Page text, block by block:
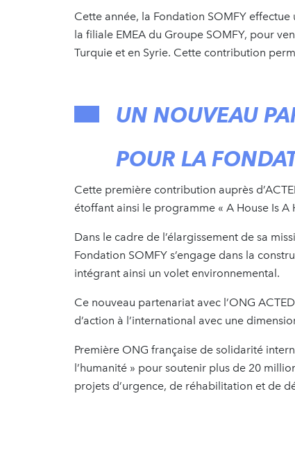
Cette année, la Fondation SOMFY
la filiale EMEA du Groupe SOMFY, pour
Turquie et en Syrie. Cette contribution
UN NOUVEAU
POUR LA
Cette première contribution auprès
étoffant ainsi le programme « A House Is A
Dans le cadre de l’élargissement de sa
Fondation SOMFY s’engage dans la
intégrant ainsi un volet environnemental.
Ce nouveau partenariat avec l’ONG
d’action à l’international avec une
Première ONG française de solidarité
l’humanité » pour soutenir plus de 20
projets d’urgence, de réhabilitation et de